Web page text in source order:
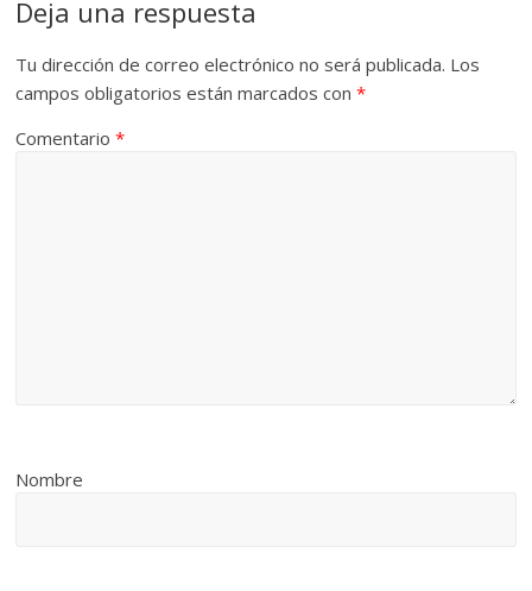
Deja una respuesta
Tu dirección de correo electrónico no será publicada. Los
campos obligatorios están marcados con*
Comentario*
Nombre